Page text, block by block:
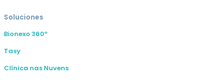
Soluciones
Bionexo 360º
Tasy
Clínica nas Nuvens